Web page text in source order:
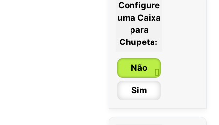
Configure
uma Caixa
para
Chupeta:
Não
Sim